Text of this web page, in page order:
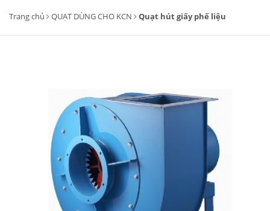
Trang chủ QUẠT DÙNG CHO KCN Quạt hút giấy phế liệu